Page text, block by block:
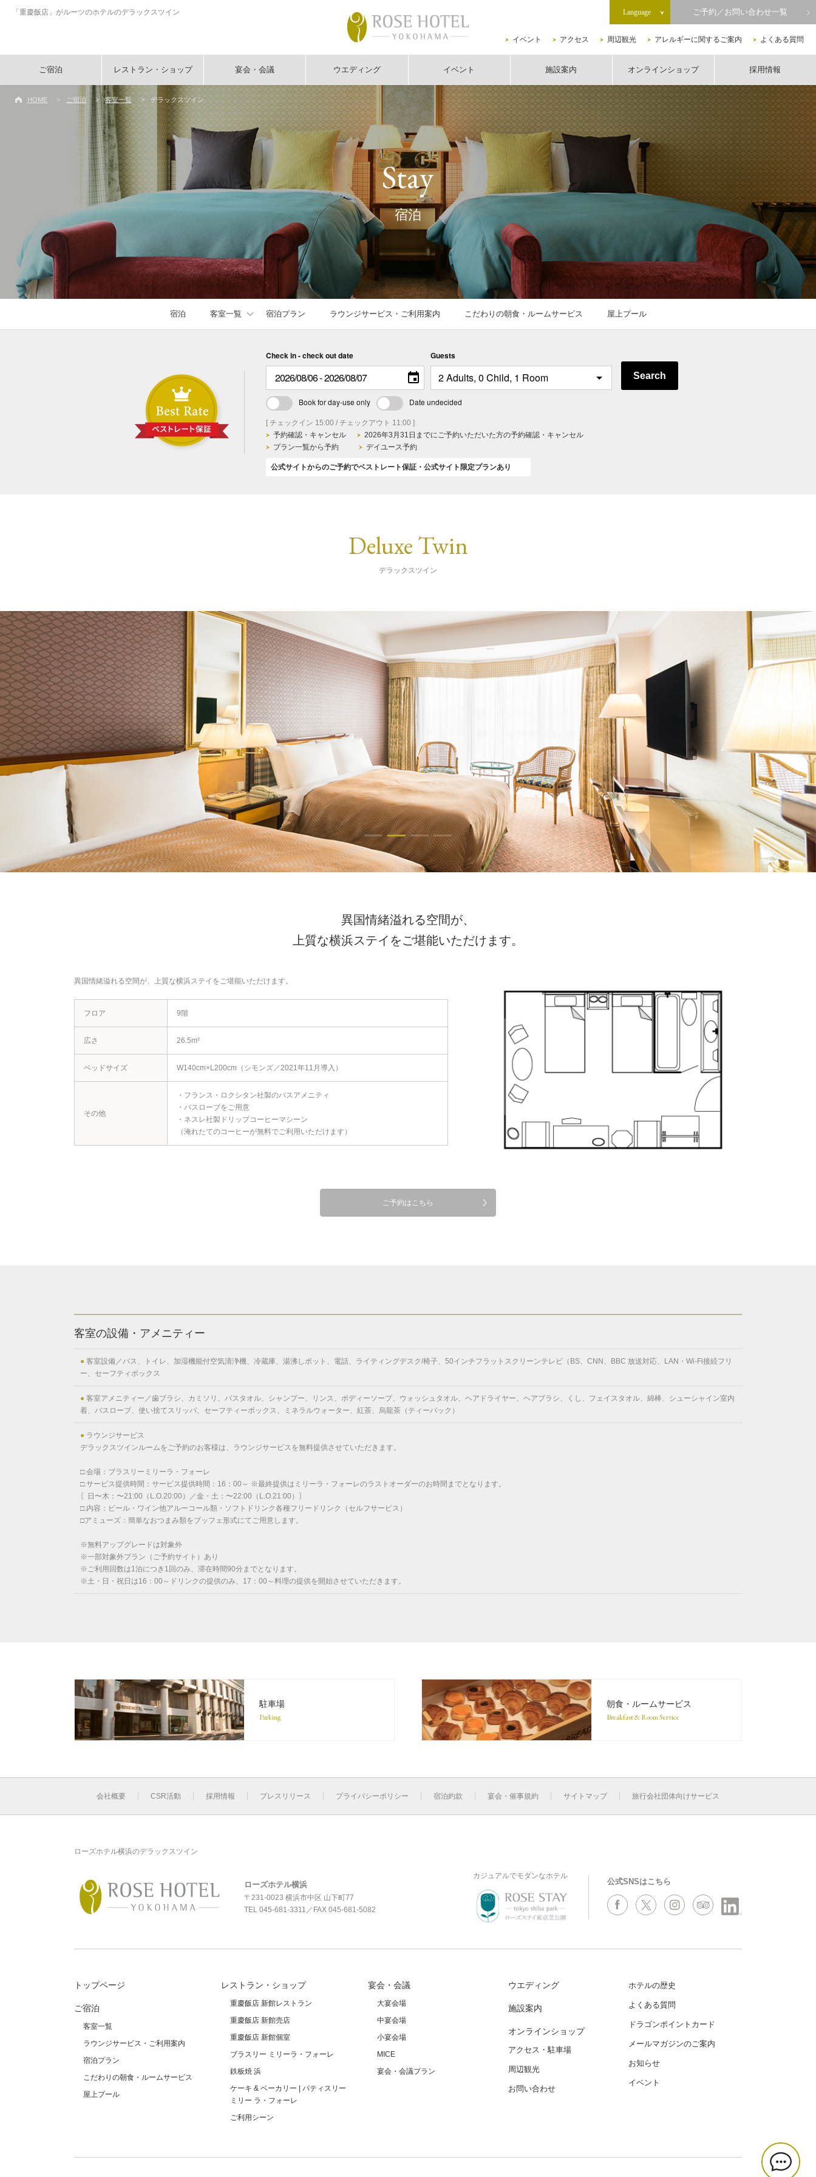
「重慶飯店」がルーツのホテルのデラックスツイン
イベント アクセス 周辺観光 アレルギーに関するご案内 よくある質問
ご宿泊 レストラン・ショップ 宴会・会議 ウエディング イベント 施設案内 オンラインショップ 採用情報
Language ご予約／お問い合わせ一覧
HOME ご宿泊 客室一覧 デラックスツイン
Stay
宿泊
宿泊 客室一覧 宿泊プラン ラウンジサービス・ご利用案内 こだわりの朝食・ルームサービス 屋上プール
Check in - check out date Guests
Search
Book for day-use only Date undecided
[ チェックイン 15:00 / チェックアウト 11:00 ]
予約確認・キャンセル
2026年3月31日までにご予約いただいた方の予約確認・キャンセル
プラン一覧から予約
デイユース予約
公式サイトからのご予約でベストレート保証・公式サイト限定プランあり
Deluxe Twin
デラックスツイン
異国情緒溢れる空間が、
上質な横浜ステイをご堪能いただけます。
異国情緒溢れる空間が、上質な横浜ステイをご堪能いただけます。
フロア 9階
広さ 26.5m²
ベッドサイズ W140cm×L200cm（シモンズ／2021年11月導入）
その他
・フランス・ロクシタン社製のバスアメニティ
・バスローブをご用意
・ネスレ社製ドリップコーヒーマシーン
（淹れたてのコーヒーが無料でご利用いただけます）
ご予約はこちら
客室の設備・アメニティー
● 客室設備／バス、トイレ、加湿機能付空気清浄機、冷蔵庫、湯沸しポット、電話、ライティングデスク/椅子、50インチフラットスクリーンテレビ（BS、CNN、BBC 放送対応、LAN・Wi-Fi接続フリ
ー、セーフティボックス
● 客室アメニティー／歯ブラシ、カミソリ、バスタオル、シャンプー、リンス、ボディーソープ、ウォッシュタオル、ヘアドライヤー、ヘアブラシ、くし、フェイスタオル、綿棒、シューシャイン室内
着、バスローブ、使い捨てスリッパ、セーフティーボックス、ミネラルウォーター、紅茶、烏龍茶（ティーパック）
● ラウンジサービス
デラックスツインルームをご予約のお客様は、ラウンジサービスを無料提供させていただきます。
□.会場：ブラスリーミリーラ・フォーレ
□.サービス提供時間：サービス提供時間：16：00～ ※最終提供はミリーラ・フォーレのラストオーダーのお時間までとなります。
〖日〜木：〜21:00（L.O.20:00）／金・土：〜22:00（L.O.21:00）〗
□.内容：ビール・ワイン他アルーコール類・ソフトドリンク各種フリードリンク（セルフサービス）
□アミューズ：簡単なおつまみ類をブッフェ形式にてご用意します。
※無料アップグレードは対象外
※一部対象外プラン（ご予約サイト）あり
※ご利用回数は1泊につき1回のみ、滞在時間90分までとなります。
※土・日・祝日は16：00～ドリンクの提供のみ、17：00～料理の提供を開始させていただきます。
駐車場
Parking
朝食・ルームサービス
Breakfast & Room Service
会社概要 CSR活動 採用情報 プレスリリース プライバシーポリシー 宿泊約款 宴会・催事規約 サイトマップ 旅行会社団体向けサービス
ローズホテル横浜のデラックスツイン
ローズホテル横浜
〒231-0023 横浜市中区 山下町77
TEL 045-681-3311 ／FAX 045-681-5082
カジュアルでモダンなホテル
公式SNSはこちら
トップページ
ご宿泊
客室一覧
ラウンジサービス・ご利用案内
宿泊プラン
こだわりの朝食・ルームサービス
屋上プール
レストラン・ショップ
重慶飯店 新館レストラン
重慶飯店 新館売店
重慶飯店 新館個室
ブラスリー ミリーラ・フォーレ
鉄板焼 浜
ケーキ & ベーカリー | パティスリー
ミリー ラ・フォーレ
ご利用シーン
宴会・会議
大宴会場
中宴会場
小宴会場
MICE
宴会・会議プラン
ウエディング
施設案内
オンラインショップ
アクセス・駐車場
周辺観光
お問い合わせ
ホテルの歴史
よくある質問
ドラゴンポイントカード
メールマガジンのご案内
お知らせ
イベント